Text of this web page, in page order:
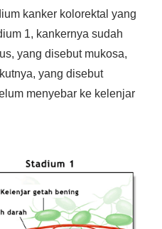
kanker kolorektal yang
1, kankernya sudah
yang disebut mukosa,
yang disebut
menyebar ke kelenjar